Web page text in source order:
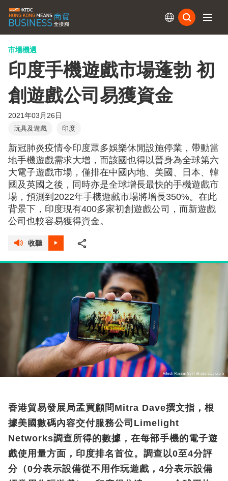
市場機遇
印度手機遊戲市場蓬勃 初
創遊戲公司易獲資金
2021年03月26日
玩具及遊戲 印度
新冠肺炎疫情令印度眾多娛樂休閒設施停業，帶動當
地手機遊戲需求大增，而該國也得以晉身為全球第六
大電子遊戲市場，僅排在中國內地、美國、日本、韓
國及英國之後，同時亦是全球增長最快的手機遊戲市
場，預測到2022年手機遊戲市場將增長350%。在此
背景下，印度現有400多家初創遊戲公司，而新遊戲
公司也較容易獲得資金。
收聽
香港貿易發展局孟買顧問Mitra Dave撰文指，根
據美國數碼內容交付服務公司Limelight
Networks調查所得的數據，在每部手機的電子遊
戲使用量方面，印度排名首位。調查以0至4分評
分（0分表示設備從不用作玩遊戲，4分表示設備